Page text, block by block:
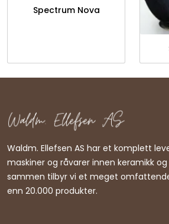
Spectrum Nova
Waldm. Ellefsen AS har et komplett
maskiner og råvarer innen keramikk og
sammen tilbyr vi et meget
enn 20.000 produkter.